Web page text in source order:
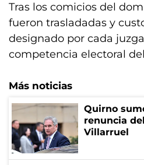
Tras los comicios del
fueron trasladadas y
designado por cada
competencia electoral
Más noticias
Quirno
renuncia
Villarruel